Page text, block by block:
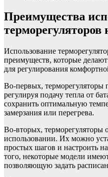
Преимущества
терморегуляторов
Использование
преимуществ, которые
для регулирования
Во-первых, терморегуляторы
регулируя подачу тепла от
сохранить оптимальную
замерзания или перегрева.
Во-вторых, терморегуляторы
использовании. Их можно
простых шагов и настроить
того, некоторые модели
позволяющую задать